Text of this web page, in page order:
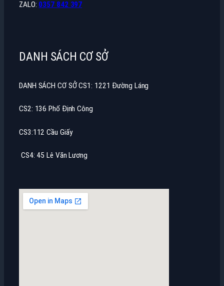
ZALO: 0357 842 397
DANH SÁCH CƠ SỞ
DANH SÁCH CƠ SỞ CS1: 1221 Đường Láng
CS2: 136 Phố Định Công
CS3:112 Cầu Giấy
CS4: 45 Lê Văn Lương